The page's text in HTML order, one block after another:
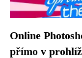
Online
přímo v